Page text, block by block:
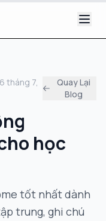
tháng 7,
Quay Lại
Blog
học
tốt nhất dành
trung, ghi chú